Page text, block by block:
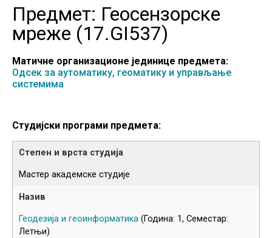
Предмет: Геосензорске
мреже (17.GI537)
Матичне организационе јединице предмета:
Одсек за аутоматику, геоматику и управљање
системима
Студијски програми предмета:
Мастер академске студије
Геодезија и геоинформатика (Година: 1, Семестар:
Летњи)